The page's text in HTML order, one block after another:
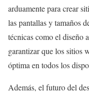
arduamente para crear
las pantallas y tamaños
técnicas como el diseño
garantizar que los sitios
óptima en todos los
Además, el futuro del